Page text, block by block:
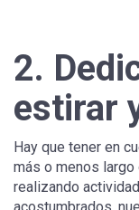
2.
estirar
Hay que tener en
más o menos
realizando